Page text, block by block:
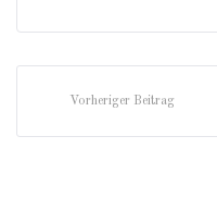
Vorheriger Beitrag